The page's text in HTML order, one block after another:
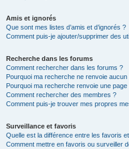
Amis et ignorés
Que sont mes listes d’amis et d’ignorés ?
Comment puis-je ajouter/supprimer des
Recherche dans les forums
Comment rechercher dans les forums ?
Pourquoi ma recherche ne renvoie aucun
Pourquoi ma recherche renvoie une page
Comment rechercher des membres ?
Comment puis-je trouver mes propres
Surveillance et favoris
Quelle est la différence entre les favoris
Comment mettre en favoris ou surveiller